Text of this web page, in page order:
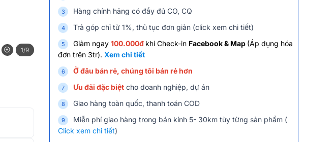
1/9
Hàng chính hãng có đầy đủ CO, CQ
Trả góp chỉ từ 1%, thủ tục đơn giản (click xem chi tiết)
Giảm ngay 100.000đ khi Check-in Facebook & Map (Áp dụng hóa
đơn trên 3tr). Xem chi tiết
Ở đâu bán rẻ, chúng tôi bán rẻ hơn
Ưu đãi đặc biệt cho doanh nghiệp, dự án
Giao hàng toàn quốc, thanh toán COD
Miễn phí giao hàng trong bán kính 5- 30km tùy từng sản phẩm (
Click xem chi tiết)